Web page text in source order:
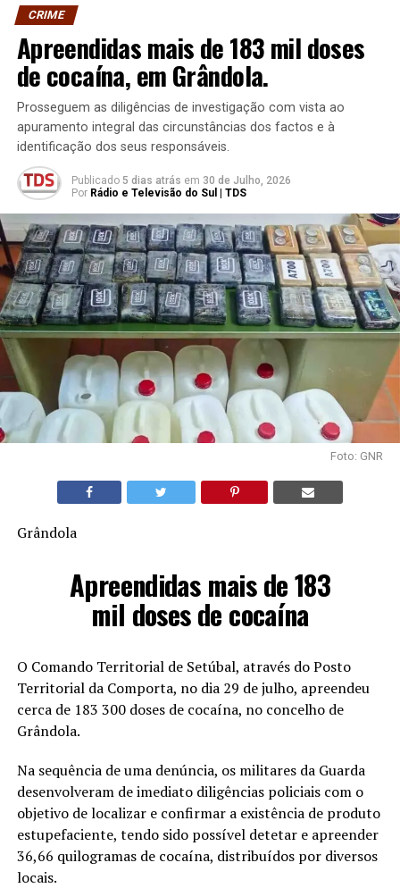
CRIME
Apreendidas mais de 183 mil doses
de cocaína, em Grândola.
Prosseguem as diligências de investigação com vista ao
apuramento integral das circunstâncias dos factos e à
identificação dos seus responsáveis.
Publicado 5 dias atrás em 30 de Julho, 2026
Por Rádio e Televisão do Sul | TDS
Foto: GNR
Grândola
Apreendidas mais de 183
mil doses de cocaína
O Comando Territorial de Setúbal, através do Posto
Territorial da Comporta, no dia 29 de julho, apreendeu
cerca de 183 300 doses de cocaína, no concelho de
Grândola.
Na sequência de uma denúncia, os militares da Guarda
desenvolveram de imediato diligências policiais com o
objetivo de localizar e confirmar a existência de produto
estupefaciente, tendo sido possível detetar e apreender
36,66 quilogramas de cocaína, distribuídos por diversos
locais.